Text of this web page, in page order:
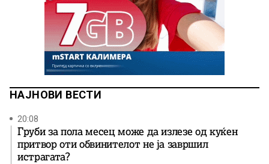
НАЈНОВИ ВЕСТИ
20:08
Груби за пола месец може да излезе од куќен
притвор оти обвинителот не ја завршил
истрагата?